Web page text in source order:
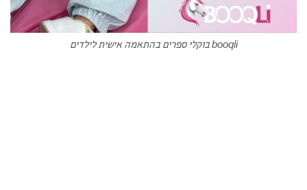
booqli בוקלי ספרים בהתאמה אישית לילדים